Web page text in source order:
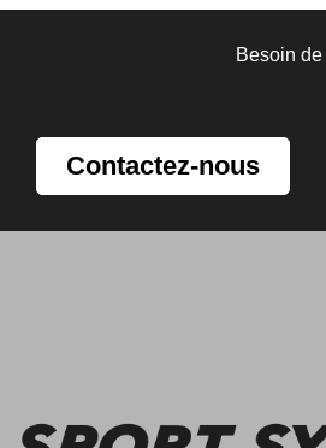
Besoin
Contactez-nous